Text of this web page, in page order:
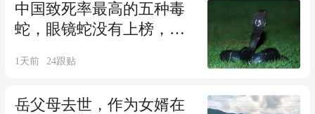
中国致死率最高的五种毒
蛇，眼镜蛇没有上榜，第
1天前 24跟贴
岳父母去世，作为女婿在